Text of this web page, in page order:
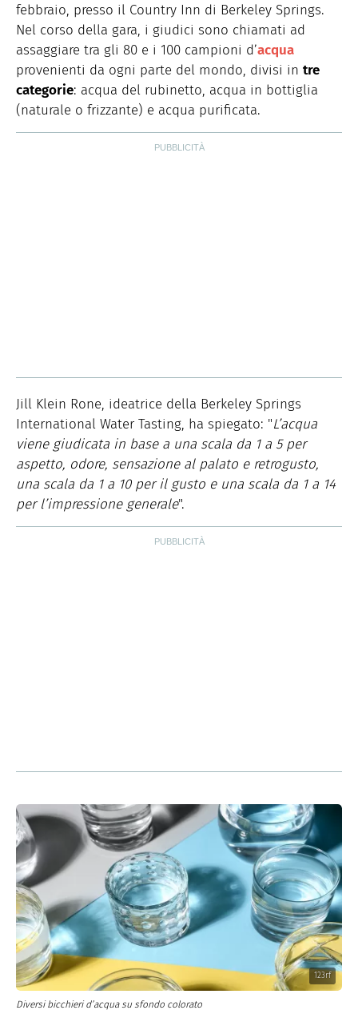
febbraio, presso il Country Inn di Berkeley Springs.
Nel corso della gara, i giudici sono chiamati ad
assaggiare tra gli 80 e i 100 campioni d’acqua
provenienti da ogni parte del mondo, divisi in tre
categorie: acqua del rubinetto, acqua in bottiglia
(naturale o frizzante) e acqua purificata.
Jill Klein Rone, ideatrice della Berkeley Springs
International Water Tasting, ha spiegato: "L’acqua
viene giudicata in base a una scala da 1 a 5 per
aspetto, odore, sensazione al palato e retrogusto,
una scala da 1 a 10 per il gusto e una scala da 1 a 14
per l’impressione generale".
123rf
Diversi bicchieri d’acqua su sfondo colorato